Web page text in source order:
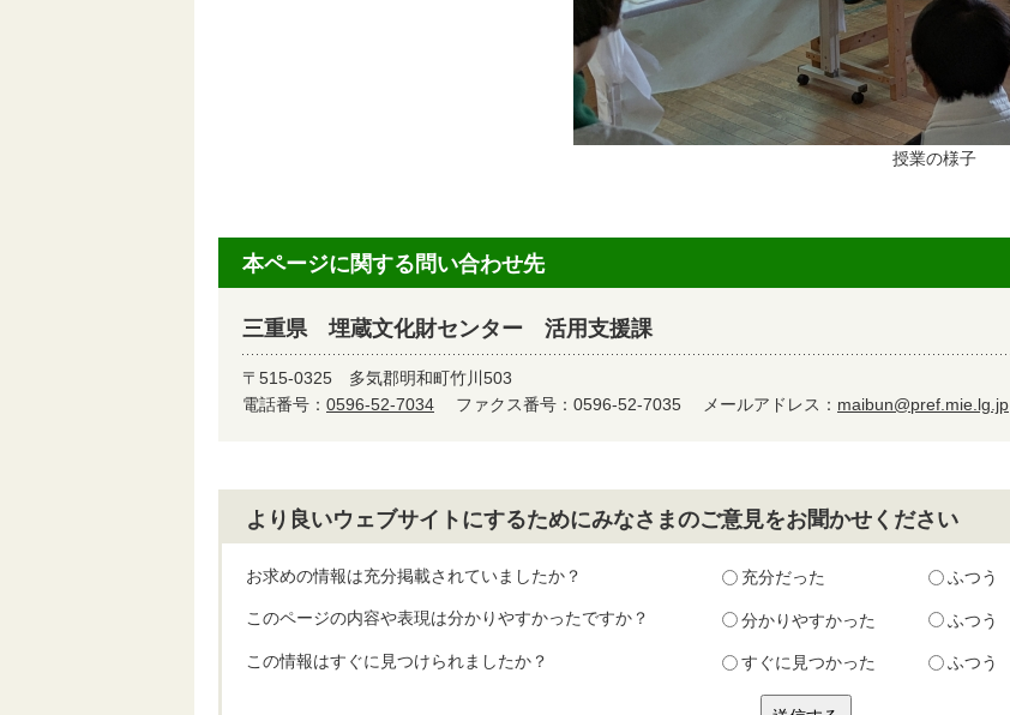
授業の様子
本ページに関する問い合わせ先
三重県 埋蔵文化財センター 活用支援課
〒515-0325 多気郡明和町竹川503
電話番号： 0596-52-7034 ファクス番号：0596-52-7035 メールアドレス： maibun@pref.mie.lg.jp
より良いウェブサイトにするためにみなさまのご意見をお聞かせください
お求めの情報は充分掲載されていましたか？ 充分だった ふつう
このページの内容や表現は分かりやすかったですか？ 分かりやすかった ふつう
この情報はすぐに見つけられましたか？ すぐに見つかった ふつう